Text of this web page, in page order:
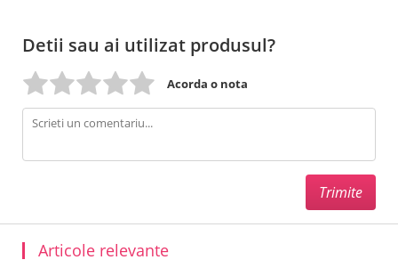
Detii sau ai utilizat produsul?
Acorda o nota
Articole relevante